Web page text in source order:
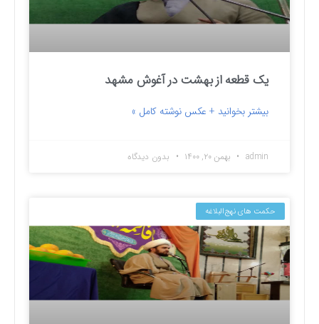
یک قطعه از بهشت در آغوش مشهد
بیشتر بخوانید + عکس نوشته کامل »
admin بهمن ۲۰, ۱۴۰۰ بدون دیدگاه
حکمت های نهج‌البلاغه